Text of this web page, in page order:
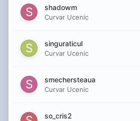
shadowm
Curvar Ucenic
singuraticul
Curvar Ucenic
smechersteaua
Curvar Ucenic
so_cris2